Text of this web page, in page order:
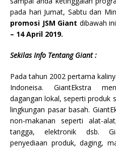
pada hari Jumat, Sabtu dan
promosi JSM Giant dibawah
– 14 April 2019.
Sekilas Info Tentang Giant :
Pada tahun 2002 pertama
Indoneisa. GiantEkstra
dagangan lokal, seperti produk
lingkungan pasar basah.
non-makanan seperti alat-
tangga, elektronik dsb.
penyediaan produk, daging,